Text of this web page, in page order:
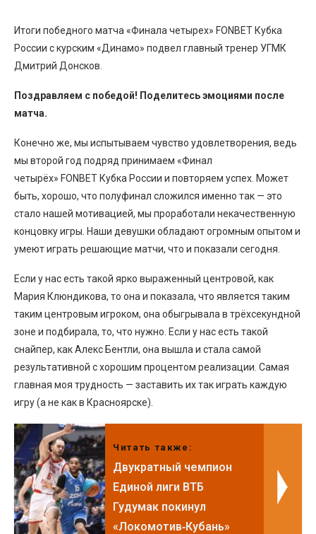
Итоги победного матча «Финала четырех» FONBET Кубка
России с курским «Динамо» подвел главный тренер УГМК
Дмитрий Донсков.
Поздравляем с победой! Поделитесь эмоциями после
матча.
Конечно же, мы испытываем чувство удовлетворения, ведь
мы второй год подряд принимаем «Финал
четырёх» FONBET Кубка России и повторяем успех. Может
быть, хорошо, что полуфинал сложился именно так — это
стало нашей мотивацией, мы проработали некачественную
концовку игры. Наши девушки обладают огромным опытом и
умеют играть решающие матчи, что и показали сегодня.
Если у нас есть такой ярко выраженный центровой, как
Мария Клюндикова, то она и показала, что является таким
таким центровым игроком, она обыгрывала в трёхсекундной
зоне и подбирала, то, что нужно. Если у нас есть такой
снайпер, как Алекс Бентли, она вышла и стала самой
результативной с хорошим процентом реализации. Самая
главная моя трудность — заставить их так играть каждую
игру (а не как в Красноярске).
Читать также:
Двукратный чемпион
Единой лиги ВТБ
Гудумак покинул
«Локомотив‑Кубань»